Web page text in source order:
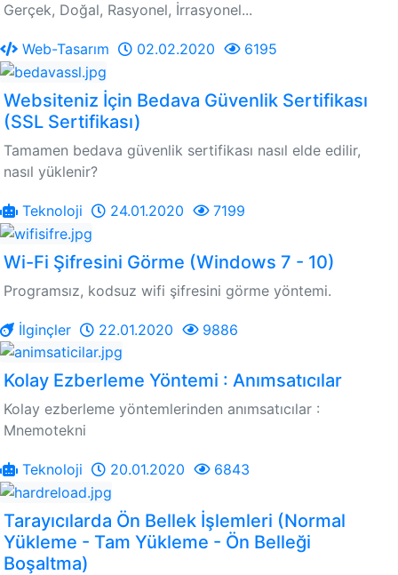
Gerçek, Doğal, Rasyonel, İrrasyonel...
Web-Tasarım 02.02.2020 6195
Websiteniz İçin Bedava Güvenlik Sertifikası
(SSL Sertifikası)
Tamamen bedava güvenlik sertifikası nasıl elde edilir,
nasıl yüklenir?
Teknoloji 24.01.2020 7199
Wi-Fi Şifresini Görme (Windows 7 - 10)
Programsız, kodsuz wifi şifresini görme yöntemi.
İlginçler 22.01.2020 9886
Kolay Ezberleme Yöntemi : Anımsatıcılar
Kolay ezberleme yöntemlerinden anımsatıcılar :
Mnemotekni
Teknoloji 20.01.2020 6843
Tarayıcılarda Ön Bellek İşlemleri (Normal
Yükleme - Tam Yükleme - Ön Belleği
Boşaltma)